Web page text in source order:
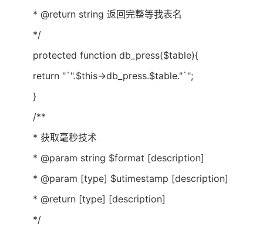
* @return string 返回完整等我表名
*/
protected function db_press($table){
return "`".$this->db_press.$table."`";
}
/**
* 获取毫秒技术
* @param string $format [description]
* @param [type] $utimestamp [description]
* @return [type] [description]
*/